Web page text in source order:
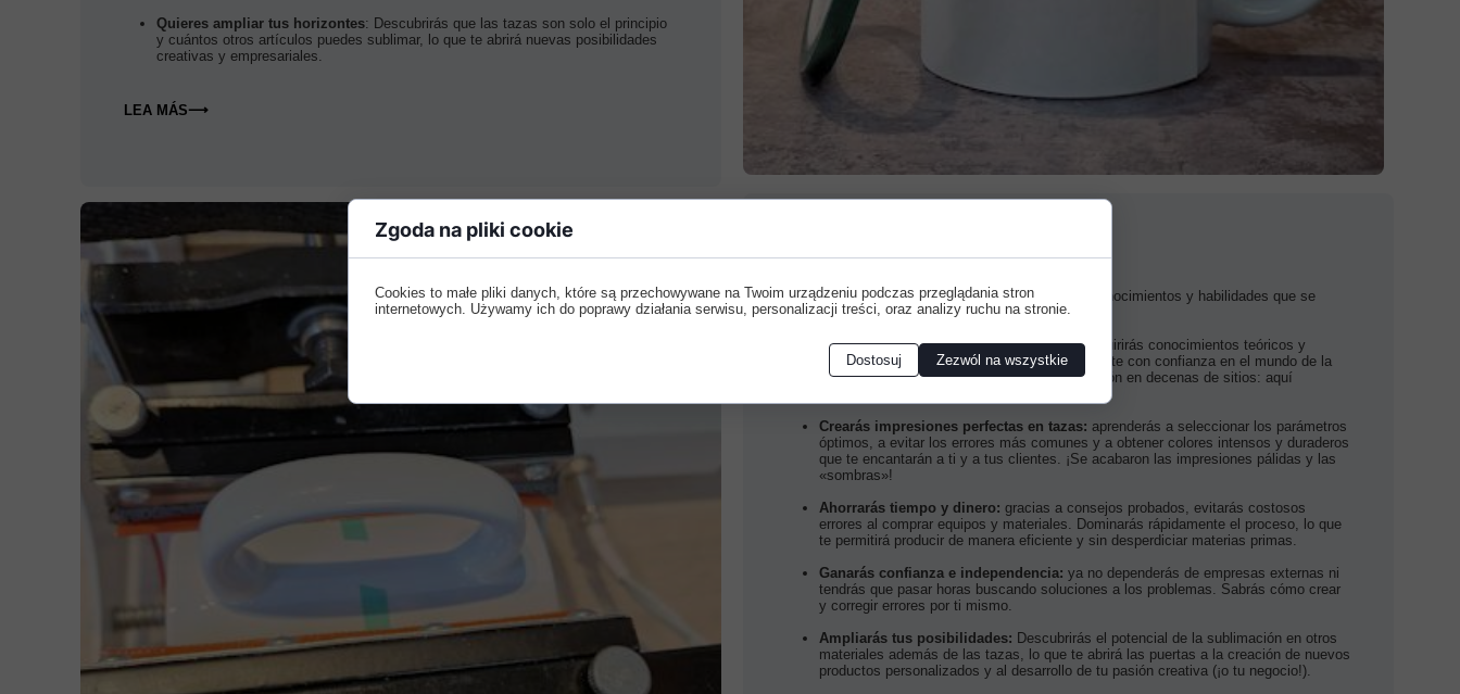
Quieres ampliar tus horizontes: Descubrirás que las tazas son solo el principio
y cuántos otros artículos puedes sublimar, lo que te abrirá nuevas posibilidades
creativas y empresariales.
LEA MÁS⟶
La compra de esta guía es una inversión en tus conocimientos y habilidades que se
amortizará rápidamente. Gracias a ella:
Dominarás la sublimación desde cero:adquirirás conocimientos teóricos y
prácticos completos que te permitirán adentrarte con confianza en el mundo de la
sublimación. No tendrás que buscar información en decenas de sitios: aquí
Crearás impresiones perfectas en tazas: aprenderás a seleccionar los parámetros
óptimos, a evitar los errores más comunes y a obtener colores intensos y duraderos
que te encantarán a ti y a tus clientes. ¡Se acabaron las impresiones pálidas y las
«sombras»!
Ahorrarás tiempo y dinero: gracias a consejos probados, evitarás costosos
errores al comprar equipos y materiales. Dominarás rápidamente el proceso, lo que
te permitirá producir de manera eficiente y sin desperdiciar materias primas.
Ganarás confianza e independencia: ya no dependerás de empresas externas ni
tendrás que pasar horas buscando soluciones a los problemas. Sabrás cómo crear
y corregir errores por ti mismo.
Ampliarás tus posibilidades: Descubrirás el potencial de la sublimación en otros
materiales además de las tazas, lo que te abrirá las puertas a la creación de nuevos
productos personalizados y al desarrollo de tu pasión creativa (¡o tu negocio!).
Zgoda na pliki cookie
Cookies to małe pliki danych, które są przechowywane na Twoim urządzeniu podczas przeglądania stron
internetowych. Używamy ich do poprawy działania serwisu, personalizacji treści, oraz analizy ruchu na stronie.
Dostosuj Zezwól na wszystkie